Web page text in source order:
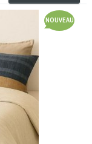
NOUVEAU